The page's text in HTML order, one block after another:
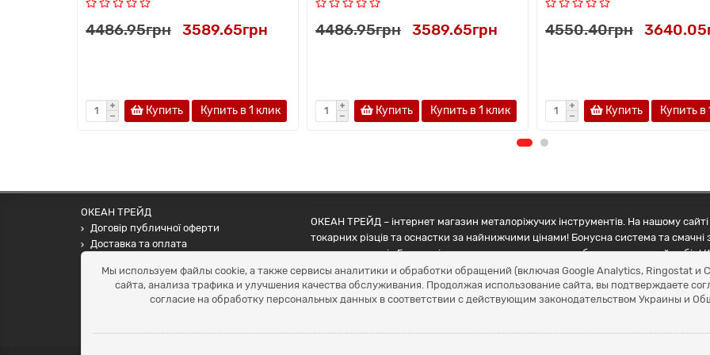
4486.95грн 3589.65грн
Купить Купить в 1 клик
4486.95грн 3589.65грн
Купить Купить в 1 клик
4550.40грн
Купить Купить в
ОКЕАН ТРЕЙД
Договір публичної оферти
Доставка та оплата
Умови повернення
+38 (099) 452-20-02
ОКЕАН ТРЕЙД – інтернет магазин металоріжучих інструментів. На нашому
токарних різців та оснастки за найнижчими цінами! Бонусна система та
наших партнерів Грамотні менеджери допоможуть зробити правильний вибір!
Мы используем файлы cookie, а также сервисы аналитики и обработки обращений (включая Google Analytics, Ringostat и
сайта, анализа трафика и улучшения качества обслуживания. Продолжая использование сайта, вы подтверждаете
согласие на обработку персональных данных в соответствии с действующим законодательством Украины и